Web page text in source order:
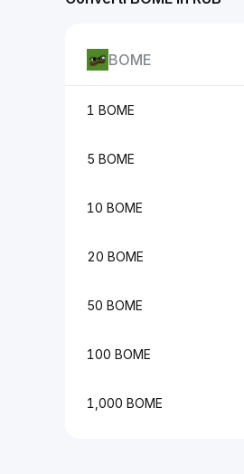
BOME
1 BOME
5 BOME
10 BOME
20 BOME
50 BOME
100 BOME
1,000 BOME